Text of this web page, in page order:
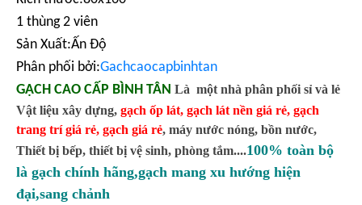
1 thùng 2 viên
Sản Xuất:Ấn Độ
Phân phối bởi:Gachcaocapbinhtan
GẠCH CAO CẤP BÌNH TÂN Là một nhà phân phối sỉ và lẻ
Vật liệu xây dựng, gạch ốp lát, gạch lát nền giá rẻ, gạch
trang trí giá rẻ, gạch giá rẻ, máy nước nóng, bồn nước,
Thiết bị bếp, thiết bị vệ sinh, phòng tắm....100% toàn bộ
là gạch chính hãng,gạch mang xu hướng hiện
đại,sang chảnh